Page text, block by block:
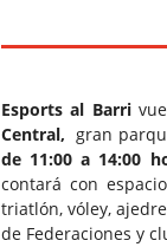
Esports al Barri
Central, gran
de 11:00 a 14:00
contará con
triatlón, vóley,
de Federaciones y